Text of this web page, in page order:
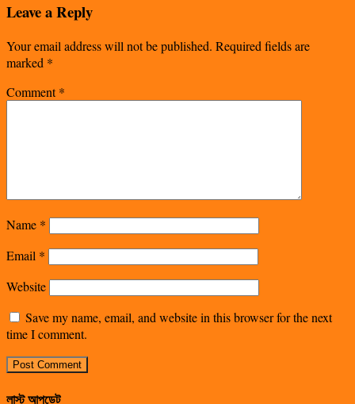
Leave a Reply
Your email address will not be published. Required fields are
marked *
Comment*
Name *
Email *
Website
Save my name, email, and website in this browser for the next
time I comment.
লাস্ট আপডেট